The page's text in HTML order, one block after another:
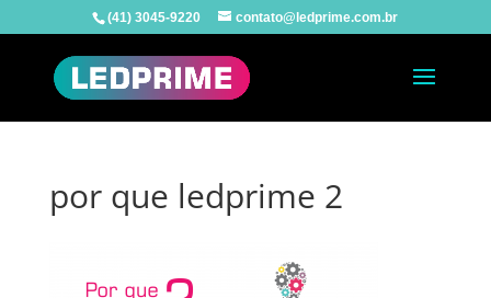
(41) 3045-9220 contato@ledprime.com.br
por que ledprime 2